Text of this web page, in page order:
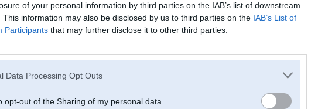
of your personal information by third parties on the IAB’s list of downstream
This information may also be disclosed by us to third parties on the IAB’s List of
Participants that may further disclose it to other third parties.
Data Processing Opt Outs
opt-out of the Sharing of my personal data.
suuda var arii kko liidziigu konchai uztaisiit
2010, 17:23
2010, 16:58